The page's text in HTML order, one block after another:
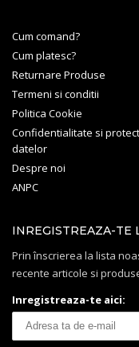
Cum comand?
Cum platesc?
Returnare Produse
Termeni si conditii
Politica Cookie
Confidentialitate si
datelor
Despre noi
ANPC
INREGISTREAZA-TE
Prin înscrierea la lista
recente articole si
Inregistreaza-te aici: